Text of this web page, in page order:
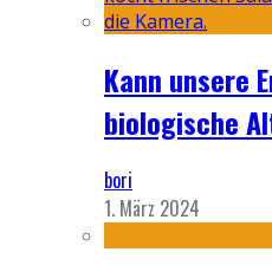
Kann unsere
biologische
bori
1. März 2024